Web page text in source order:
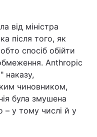
від міністра
після того, як
спосіб обійти
Anthropic
наказу,
чиновником,
була змушена
– у тому числі й у